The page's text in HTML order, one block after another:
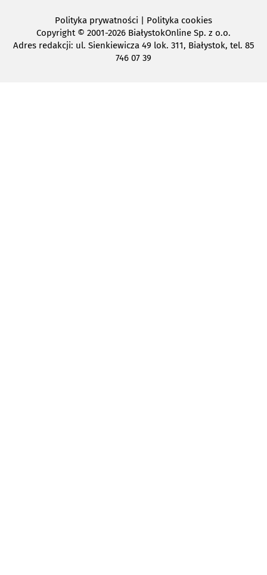
Polityka prywatności | Polityka cookies
Copyright© 2001-2026 BiałystokOnline Sp. z o.o.
Adres redakcji: ul. Sienkiewicza 49 lok. 311, Białystok, tel. 85
746 07 39